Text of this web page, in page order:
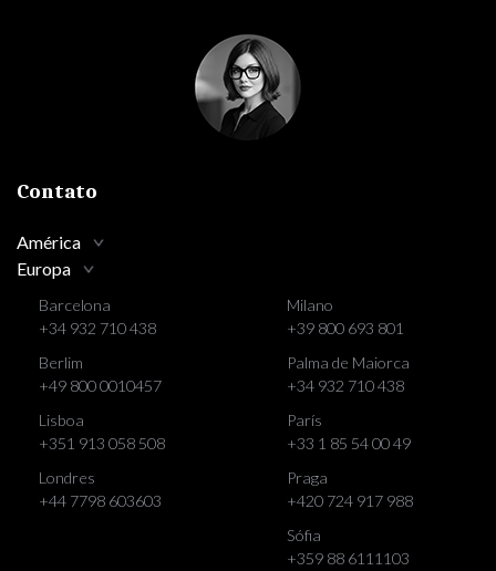
Contato
América
Europa
Barcelona
+34 932 710 438
Berlim
+49 800 0010457
Lisboa
+351 913 058 508
Londres
+44 7798 603603
Milano
+39 800 693 801
Palma de Maiorca
+34 932 710 438
París
+33 1 85 54 00 49
Praga
+420 724 917 988
Sófia
+359 88 6111103